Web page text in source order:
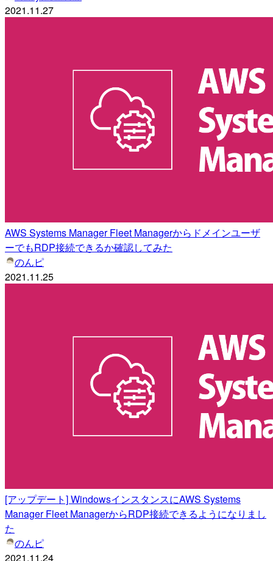
2021.11.27
AWS Systems Manager Fleet Managerからドメインユーザ
ーでもRDP接続できるか確認してみた
のんピ
2021.11.25
[アップデート] WindowsインスタンスにAWS Systems
Manager Fleet ManagerからRDP接続できるようになりまし
た
のんピ
2021.11.24